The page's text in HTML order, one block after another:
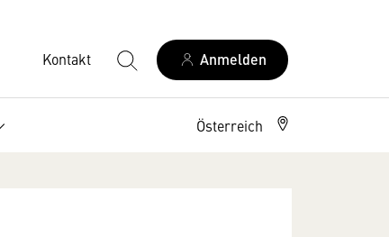
Kontakt Anmelden
Österreich